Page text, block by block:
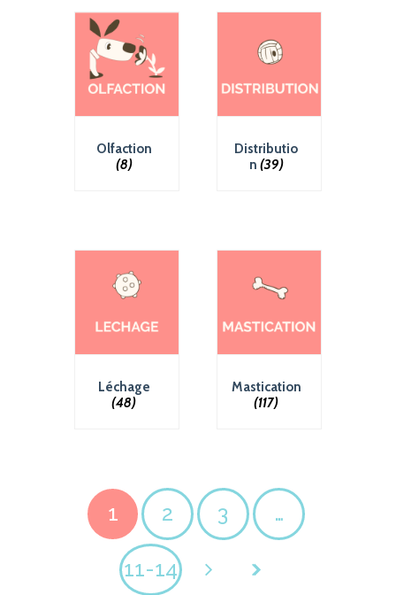
Olfaction
(8)
Distributio
n (39)
Léchage
(48)
Mastication
(117)
1 2 3 …
11-14